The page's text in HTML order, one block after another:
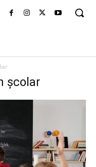
școlar